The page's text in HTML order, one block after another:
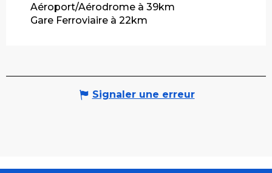
Aéroport/Aérodrome à 39km
Gare Ferroviaire à 22km
Signaler une erreur